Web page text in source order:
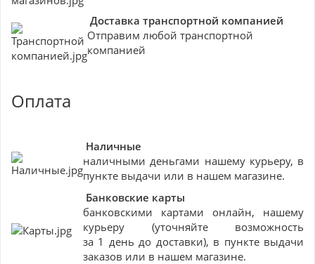
Доставка транспортной компанией
Отправим любой транспортной
компанией
Оплата
Наличные
наличными деньгами нашему курьеру, в
пункте выдачи или в нашем магазине.
Банковские карты
банковскими картами онлайн, нашему
курьеру (уточняйте возможность
за 1 день до доставки), в пункте выдачи
заказов или в нашем магазине.